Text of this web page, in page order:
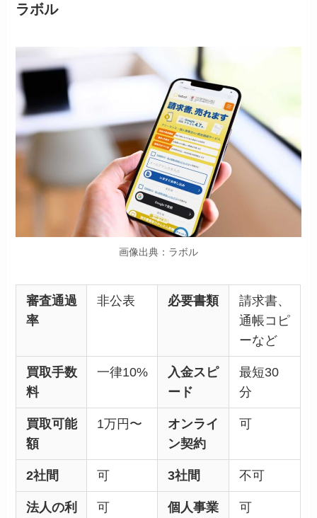
ラボル
画像出典：ラボル
審査通過
率
非公表 必要書類
請求書、
通帳コピ
ーなど
買取手数
料
一律10%
入金スピ
ード
最短30
分
買取可能
額
1万円〜
オンライ
ン契約
可
2社間 可 3社間 不可
法人の利
可
個人事業
可